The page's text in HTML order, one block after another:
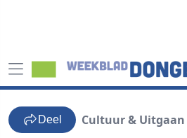
Deel Cultuur & Uitgaan